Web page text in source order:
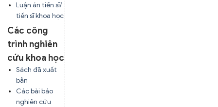
Luận án tiến sĩ/
tiến sĩ khoa học
Các công
trình nghiên
cứu khoa học
Sách đã xuất
bản
Các bài báo
nghiên cứu